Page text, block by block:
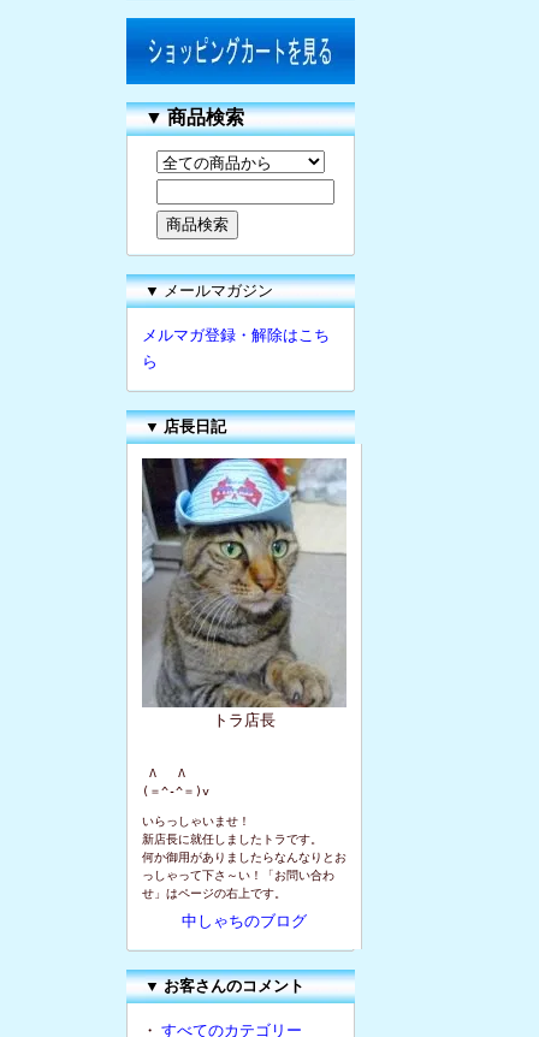
▼商品検索
▼ メールマガジン
メルマガ登録・解除はこち
ら
▼ 店長日記
トラ店長
Λ   Λ
(＝^-^＝)v
いらっしゃいませ！
新店長に就任しましたトラです。
何か御用がありましたらなんなりとお
っしゃって下さ～い！「お問い合わ
せ」はページの右上です。
中しゃちのブログ
▼お客さんのコメント
・ すべてのカテゴリー